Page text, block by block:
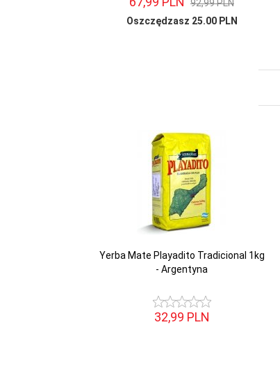
92,99 PLN
Oszczędzasz 25.00 PLN
Yerba Mate Playadito Tradicional 1kg
- Argentyna
32,99 PLN